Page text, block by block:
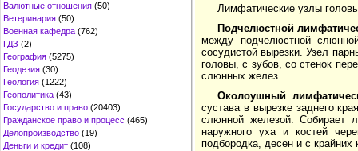
Валютные отношения (50)
Ветеринария (50)
Военная кафедра (762)
ГДЗ (2)
География (5275)
Геодезия (30)
Геология (1222)
Геополитика (43)
Государство и право (20403)
Гражданское право и процесс (465)
Делопроизводство (19)
Деньги и кредит (108)
Лимфатические узлы
Подчелюстной
между подчелюстной
сосудистой вырезки. Узел
головы, с зубов, со стенок
слюнных желез.
Околоушный
сустава в вырезке заднего
слюнной железой. Собирает
наружного уха и костей
подбородка, десен и с крайних